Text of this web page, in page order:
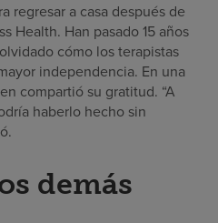
regresar a casa después de
Health. Han pasado 15 años
cómo los terapistas
independencia. En una
compartió su gratitud. “A
haberlo hecho sin
demás